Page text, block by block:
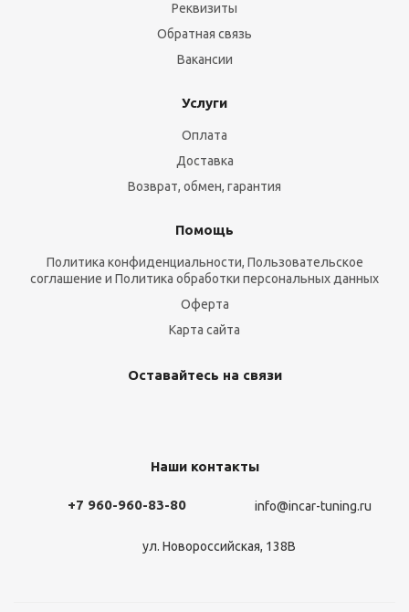
Реквизиты
Обратная связь
Вакансии
Услуги
Оплата
Доставка
Возврат, обмен, гарантия
Помощь
Политика конфиденциальности, Пользовательское
соглашение и Политика обработки персональных данных
Оферта
Карта сайта
Оставайтесь на связи
Наши контакты
+7 960-960-83-80 info@incar-tuning.ru
ул. Новороссийская, 138В